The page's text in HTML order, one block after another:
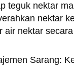
teguk nektar
nektar
air nektar
Sarang: